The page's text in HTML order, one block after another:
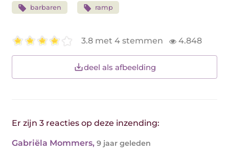
barbaren ramp
3.8 met 4 stemmen 4.848
deel als afbeelding
Er zijn 3 reacties op deze inzending:
Gabriëla Mommers, 9 jaar geleden